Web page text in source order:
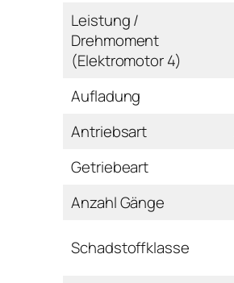
Leistung /
Drehmoment
(Elektromotor 4)
Aufladung
Antriebsart
Getriebeart
Anzahl Gänge
Schadstoffklasse